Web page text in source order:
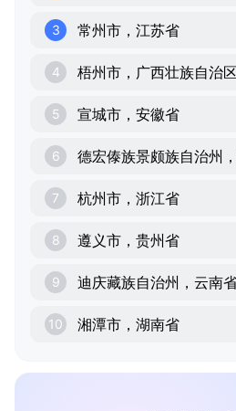
3 常州市，江苏省
4 梧州市，广西壮族自治区
5 宣城市，安徽省
6 德宏傣族景颇族自治州
7 杭州市，浙江省
8 遵义市，贵州省
9 迪庆藏族自治州，云南
10 湘潭市，湖南省